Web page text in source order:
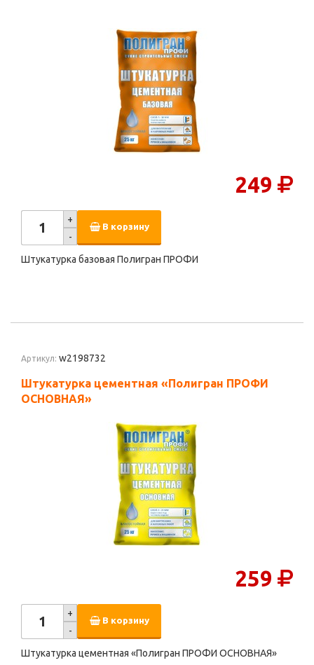
249
+
-
В корзину
Штукатурка базовая Полигран ПРОФИ
Артикул: w2198732
Штукатурка цементная «Полигран ПРОФИ
ОСНОВНАЯ»
259
+
-
В корзину
Штукатурка цементная «Полигран ПРОФИ ОСНОВНАЯ»